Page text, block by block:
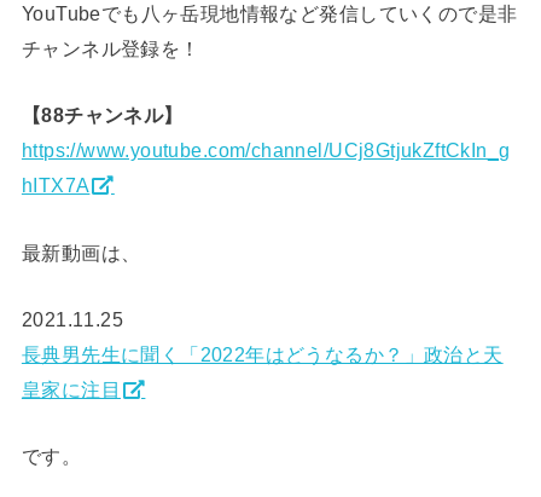
YouTubeでも八ヶ岳現地情報など発信していくので是非
チャンネル登録を！
【88チャンネル】
https://www.youtube.com/channel/UCj8GtjukZftCkIn_g
hITX7A
最新動画は、
2021.11.25
長典男先生に聞く「2022年はどうなるか？」政治と天
皇家に注目
です。